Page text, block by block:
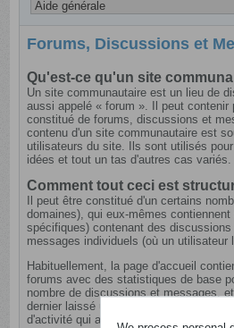
Forums, Discussions et
Qu'est-ce qu'un site
Un site communautaire est un lieu de
aussi appelé « forum ». Il peut contenir
constitué de forums, discussions et
contenu d'un site communautaire est
utilisateurs du site. Ils sont utilisés
idées et tout un tas d'autres cas variés.
Comment tout ceci est
Il peut être constitué d'un certains
domaines), qui eux-mêmes
spécifiques) contenant des
messages individuels (où un utilisateur
Habituellement, la page d'accueil
forums avec des statistiques de base
nombre de discussions et messages,
dernier laissé un message. Ceci peut
d'activité qui affiche un flux des